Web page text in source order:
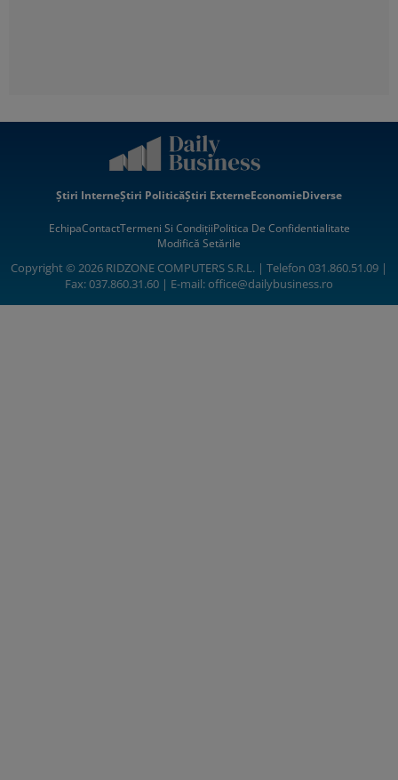
Știri InterneȘtiri PoliticăȘtiri ExterneEconomieDiverse
EchipaContactTermeni Si CondițiiPolitica De Confidentialitate
Modifică Setările
Copyright © 2026 RIDZONE COMPUTERS S.R.L. | Telefon 031.860.51.09 |
Fax: 037.860.31.60 | E-mail:office@dailybusiness.ro